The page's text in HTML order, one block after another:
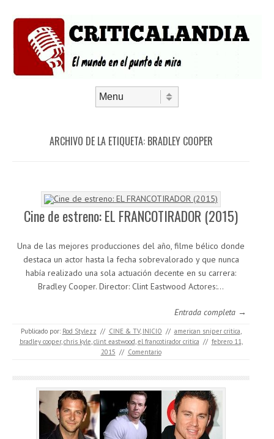
ARCHIVO DE LA ETIQUETA: BRADLEY COOPER
Cine de estreno: EL FRANCOTIRADOR (2015)
Una de las mejores producciones del año, filme bélico donde
destaca un actor hasta la fecha sobrevalorado y que nunca
había realizado una sola actuación decente en su carrera:
Bradley Cooper. Director: Clint Eastwood Actores:…
Entrada completa →
Publicado por: Rod Stylezz // CINE & TV, INICIO // american sniper critica,
bradley cooper,chris kyle,clint eastwood,el francotirador critica // febrero 11,
2015 // Comentario